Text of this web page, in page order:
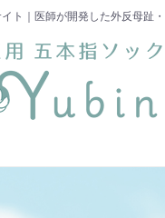
ト｜医師が開発した外反母趾